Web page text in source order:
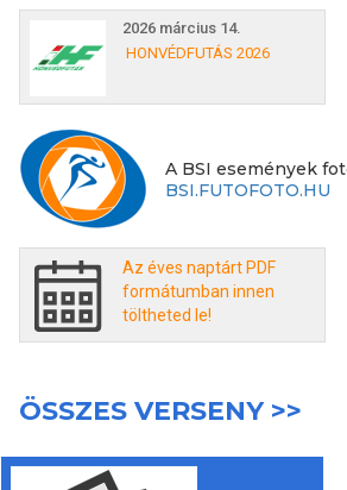
2026 március 14.
HONVÉDFUTÁS 2026
A BSI események
BSI.FUTOFOTO.HU
Az éves naptárt PDF
formátumban innen
töltheted le!
ÖSSZES VERSENY >>